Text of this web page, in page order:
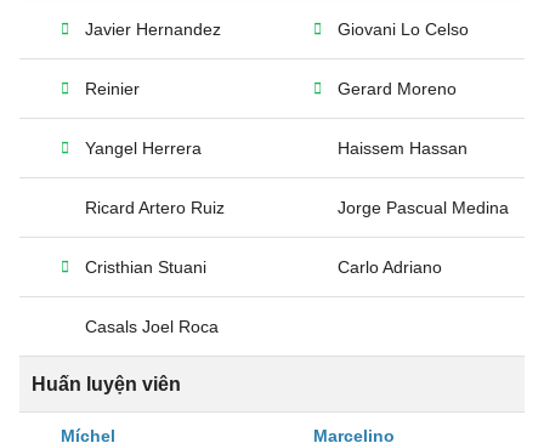
Javier Hernandez Giovani Lo Celso
Reinier Gerard Moreno
Yangel Herrera Haissem Hassan
Ricard Artero Ruiz Jorge Pascual Medina
Cristhian Stuani Carlo Adriano
Casals Joel Roca
Huấn luyện viên
Míchel Marcelino